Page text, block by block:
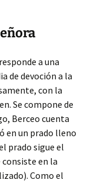
a una
de devoción a la
con la
Se compone de
Berceo cuenta
en un prado lleno
prado sigue el
en la
Como el